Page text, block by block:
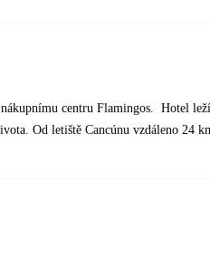
centru Flamingos. Hotel
Od letiště Cancúnu vzdáleno 24